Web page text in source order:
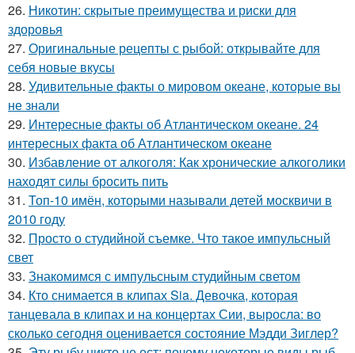
26. Никотин: скрытые преимущества и риски для
здоровья
27. Оригинальные рецепты с рыбой: открывайте для
себя новые вкусы
28. Удивительные факты о мировом океане, которые вы
не знали
29. Интересные факты об Атлантическом океане. 24
интересных факта об Атлантическом океане
30. Избавление от алкоголя: Как хронические алкоголики
находят силы бросить пить
31. Топ-10 имён, которыми называли детей москвичи в
2010 году
32. Просто о студийной съемке. Что такое импульсный
свет
33. Знакомимся с импульсным студийным светом
34. Кто снимается в клипах Sia. Девочка, которая
танцевала в клипах и на концертах Сии, выросла: во
сколько сегодня оценивается состояние Мэдди Зиглер?